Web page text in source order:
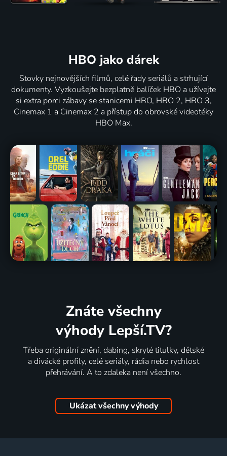
HBO jako dárek
Stovky nejnovějších filmů, celé řady seriálů a strhující
dokumenty. Vyzkoušejte bezplatně balíček HBO a užívejte
si extra porci zábavy se stanicemi HBO, HBO 2, HBO 3,
Cinemax 1 a Cinemax 2 a přístup do obrovské videotéky
HBO Max.
Znáte všechny
výhody Lepší.TV?
Třeba originální znění, dabing, skryté titulky, dětské
a divácké profily, celé seriály, rádia nebo rychlost
přehrávání. A to zdaleka není všechno.
Ukázat všechny výhody